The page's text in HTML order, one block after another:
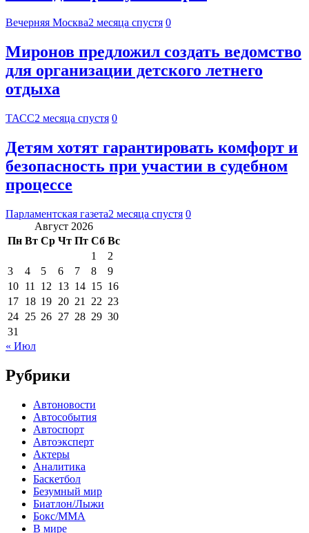
Вечерняя Москва2 месяца спустя 0
Миронов предложил создать ведомство
для организации детского летнего
отдыха
ТАСС2 месяца спустя 0
Детям хотят гарантировать комфорт и
безопасность при участии в судебном
процессе
Парламентская газета2 месяца спустя 0
Август 2026
Пн Вт Ср Чт Пт Сб Вс
1
2
3
4 5 6 7 8
9
10 11 12 13 14 15 16
17 18 19 20 21 22 23
24 25 26 27 28 29 30
31
« Июл
Рубрики
Автоновости
Автособытия
Автоспорт
Автоэксперт
Актеры
Аналитика
Баскетбол
Безумный мир
Биатлон/Лыжи
Бокс/MMA
В мире